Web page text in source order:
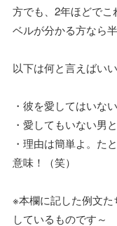
方でも、2年ほどで
ベルが分かる方なら
以下は何と言えばい
・彼を愛してはいな
・愛してもいない男
・理由は簡単よ。た
意味！（笑）
※本欄に記した例文
しているものです～